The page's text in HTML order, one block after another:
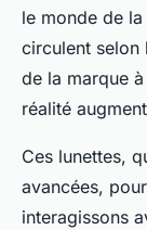
le monde de
circulent selon
de la marque
réalité
Ces lunettes,
avancées,
interagissons